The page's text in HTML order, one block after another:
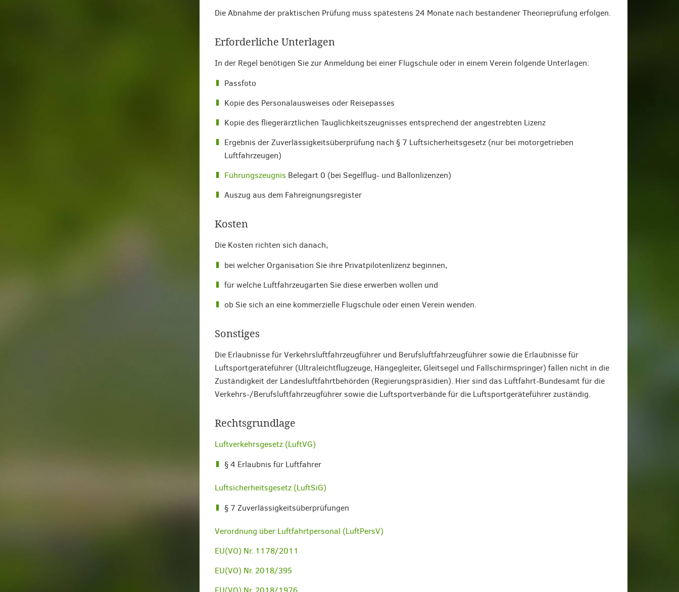
Die Abnahme der praktischen Prüfung muss spätestens 24 Monate nach bestandener Theorieprüfung erfolgen.
Erforderliche Unterlagen
In der Regel benötigen Sie zur Anmeldung bei einer Flugschule oder in einem Verein folgende Unterlagen:
Passfoto
Kopie des Personalausweises oder Reisepasses
Kopie des fliegerärztlichen Tauglichkeitszeugnisses entsprechend der angestrebten Lizenz
Ergebnis der Zuverlässigkeitsüberprüfung nach § 7 Luftsicherheitsgesetz (nur bei motorgetrieben
Luftfahrzeugen)
Führungszeugnis Belegart 0 (bei Segelflug- und Ballonlizenzen)
Auszug aus dem Fahreignungsregister
Kosten
Die Kosten richten sich danach,
bei welcher Organisation Sie ihre Privatpilotenlizenz beginnen,
für welche Luftfahrzeugarten Sie diese erwerben wollen und
ob Sie sich an eine kommerzielle Flugschule oder einen Verein wenden.
Sonstiges
Die Erlaubnisse für Verkehrsluftfahrzeugführer und Berufsluftfahrzeugführer sowie die Erlaubnisse für
Luftsportgeräteführer (Ultraleichtflugzeuge, Hängegleiter, Gleitsegel und Fallschirmspringer) fallen nicht in die
Zuständigkeit der Landesluftfahrtbehörden (Regierungspräsidien). Hier sind das Luftfahrt-Bundesamt für die
Verkehrs-/Berufsluftfahrzeugführer sowie die Luftsportverbände für die Luftsportgeräteführer zuständig.
Rechtsgrundlage
Luftverkehrsgesetz (LuftVG)
§ 4 Erlaubnis für Luftfahrer
Luftsicherheitsgesetz (LuftSiG)
§ 7 Zuverlässigkeitsüberprüfungen
Verordnung über Luftfahrtpersonal (LuftPersV)
EU(VO) Nr. 1178/2011
EU(VO) Nr. 2018/395